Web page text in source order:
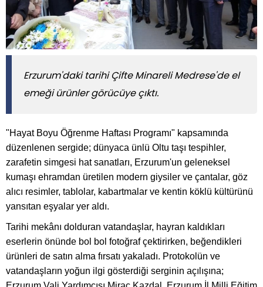
Erzurum'daki tarihi Çifte Minareli Medrese'de el
emeği ürünler görücüye çıktı.
"Hayat Boyu Öğrenme Haftası Programı" kapsamında
düzenlenen sergide; dünyaca ünlü Oltu taşı tespihler,
zarafetin simgesi hat sanatları, Erzurum'un geleneksel
kumaşı ehramdan üretilen modern giysiler ve çantalar, göz
alıcı resimler, tablolar, kabartmalar ve kentin köklü kültürünü
yansıtan eşyalar yer aldı.
Tarihi mekânı dolduran vatandaşlar, hayran kaldıkları
eserlerin önünde bol bol fotoğraf çektirirken, beğendikleri
ürünleri de satın alma fırsatı yakaladı. Protokolün ve
vatandaşların yoğun ilgi gösterdiği serginin açılışına;